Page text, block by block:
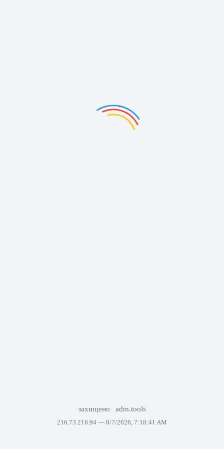
захищено adm.tools
216.73.216.94 — 8/7/2026, 7:18:41 AM